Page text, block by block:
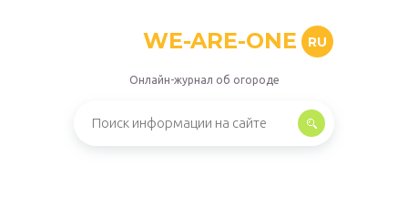
WE-ARE-ONE RU
Онлайн-журнал об огороде